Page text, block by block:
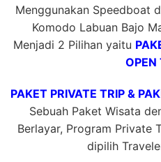
Penuh
Menggunakan Speedboat
Komodo Labuan Bajo
Menjadi 2 Pilihan yaitu
OPEN
PAKET PRIVATE TRIP &
Sebuah Paket Wisata
Berlayar, Program Private
dipilih